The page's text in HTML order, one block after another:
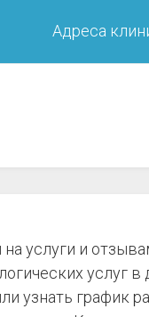
Адреса
услуги и
услуг в
узнать график